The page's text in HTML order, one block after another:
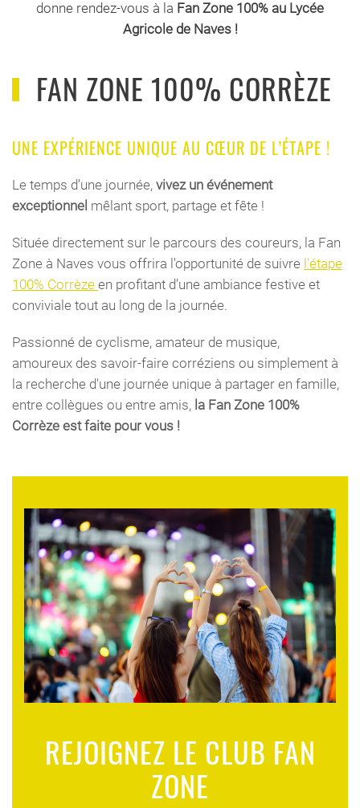
donne rendez-vous à la Fan Zone 100% au Lycée
Agricole de Naves !
FAN ZONE 100% CORRÈZE
UNE EXPÉRIENCE UNIQUE AU CŒUR DE L’ÉTAPE !
Le temps d’une journée, vivez un événement
exceptionnel mêlant sport, partage et fête !
Située directement sur le parcours des coureurs, la Fan
Zone à Naves vous offrira l'opportunité de suivre l'étape
100% Corrèze en profitant d’une ambiance festive et
conviviale tout au long de la journée.
Passionné de cyclisme, amateur de musique,
amoureux des savoir-faire corréziens ou simplement à
la recherche d'une journée unique à partager en famille,
entre collègues ou entre amis, la Fan Zone 100%
Corrèze estfaite pourvous !
REJOIGNEZ LE CLUB FAN
ZONE